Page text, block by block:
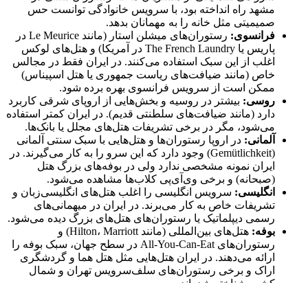
مشهد راه انداخته بود، با سرویس خانوادگی توانست حس
صمیمیتی مثل خانه را به مهمانان بدهد.
فرانسوی:
رستوران‌های میشلن استار (مانند Le Meurice در
پاریس یا The French Laundry در آمریکا) و هتل‌های لوکس
اغلب از این سبک استفاده می‌کنند. در ایران فقط در مجالس
خاص (مانند ضیافت‌های ریاست جمهوری یا هتل اسپیناس)
ممکن است از سرویس فرانسوی بهره برده شود.
روسی: بیشتر در روسیه و بخش‌هایی از اروپای شرقی کاربرد
دارد (مانند ضیافت‌های سلطنتی قدیم). در ایران کمتر استفاده
می‌شود، مگر در برخی تشریفات هتل‌های مجلل یا ‌بانک‌‌ها.
آلمانی: در اروپا رستوران‌ها و هتل‌هایی با سبک سنتی آلمانی
(Gemütlichkeit) وجود دارد که این سرو را به کار می‌گیرند. در
ایران نمونه مشخصی ندارد ولی در بوفه‌های بزرگ هتل
(صبحانه) و برخی وی‌آی‌پی کلاب‌ها مشاهده می‌شود.
انگلیسی: سرویس انگلیسی را اغلب هتل‌های انگلیسی‌زبان و
تشریفات خاص به کار می‌برند. در ایران در میهمانی‌های
رسمی دیپلماتیک یا رستوران‌های هتل‌های بزرگ دیده می‌شود.
بوفه:
هتل‌های بین‌المللی (مانند Hilton، Marriott) و
رستوران‌های All-You-Can-Eat در سطح جهان، سبک بوفه را
ارائه می‌دهند. در ایران هتل‌هایی مثل هتل هما و گردشگری
اراک و برخی رستوران‌های سلف‌سرویس تهران و شمال